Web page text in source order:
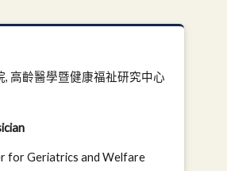
, 高齡醫學暨健康福祉研究中心
for Geriatrics and Welfare